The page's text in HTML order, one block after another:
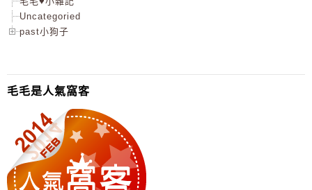
Uncategoried
past小狗子
毛毛是人氣窩客